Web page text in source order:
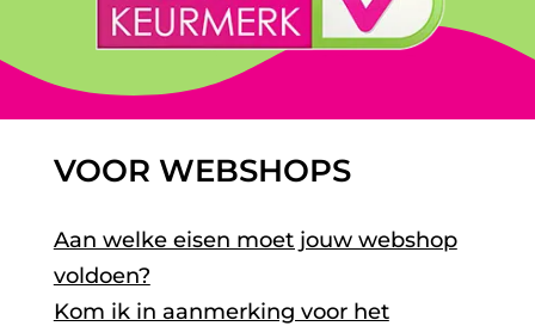
VOOR WEBSHOPS
Aan welke eisen moet jouw webshop
voldoen?
Kom ik in aanmerking voor het